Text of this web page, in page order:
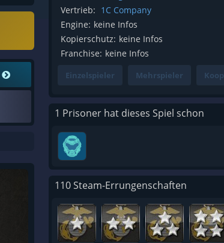
Vertrieb: 1C Company
Engine: keine Infos
Kopierschutz: keine Infos
Franchise: keine Infos
Einzelspieler Mehrspieler Koop
1 Prisoner hat dieses Spiel schon
110 Steam-Errungenschaften